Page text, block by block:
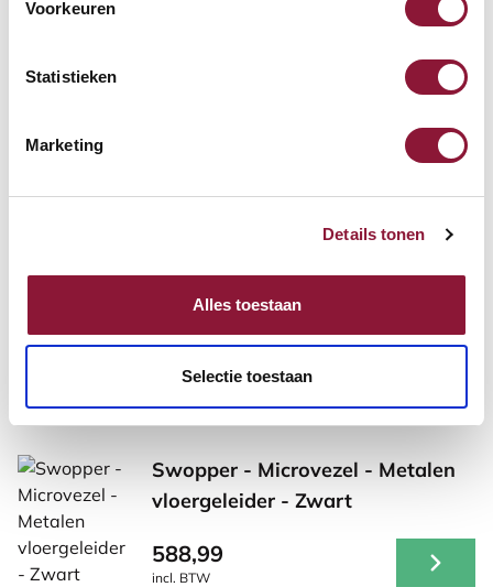
Voorkeuren
Statistieken
Marketing
Details tonen
Alles toestaan
Selectie toestaan
Andere producten die mogelijk iets
voor je zijn!
Swopper - Kunstleer - Wielen -
Zwart
568,-
incl. BTW
Swopper - Microvezel - Metalen
vloergeleider - Zwart
588,99
incl. BTW